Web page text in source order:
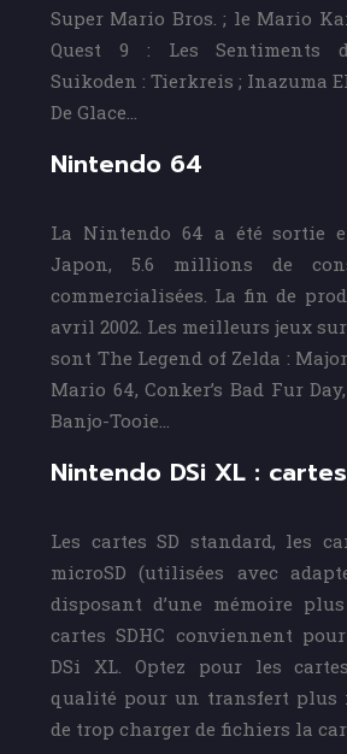
Super Mario Bros. ; le Mario
Quest 9 : Les Sentiments
Suikoden : Tierkreis ; Inazuma
De Glace…
Nintendo 64
La Nintendo 64 a été sortie
Japon, 5.6 millions de
commercialisées. La fin de
avril 2002. Les meilleurs jeux
sont The Legend of Zelda :
Mario 64, Conker’s Bad Fur
Banjo-Tooie…
Nintendo DSi XL : cartes
Les cartes SD standard, les
microSD (utilisées avec
disposant d’une mémoire
cartes SDHC conviennent
DSi XL. Optez pour les
qualité pour un transfert plus
de trop charger de fichiers la